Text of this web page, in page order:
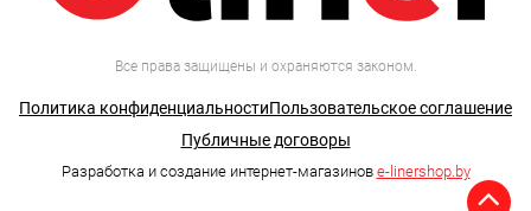
Все права защищены и охраняются законом.
Политика конфиденциальностиПользовательское соглашение
Публичные договоры
Разработка и создание интернет-магазинов e-linershop.by